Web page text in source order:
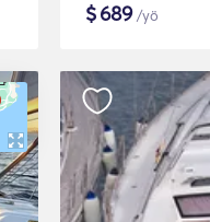
$689/yö